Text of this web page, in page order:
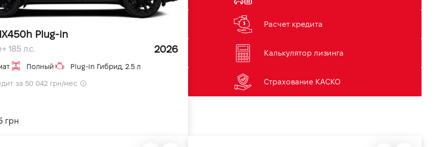
Plug-in
185 л.с. 2026
Полный Plug-in Гибрид, 2.5 л
за 50 042 грн/мес
грн
Расчет кредита
Калькулятор лизинга
Страхование КАСКО